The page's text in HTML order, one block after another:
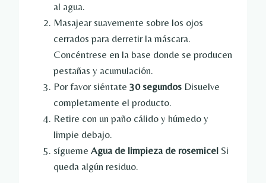
al agua.
Masajear suavemente sobre los ojos
cerrados para derretir la máscara.
Concéntrese en la base donde se producen
pestañas y acumulación.
Por favor siéntate 30 segundos Disuelve
completamente el producto.
Retire con un paño cálido y húmedo y
limpie debajo.
sígueme Agua de limpieza de rosemicel Si
queda algún residuo.